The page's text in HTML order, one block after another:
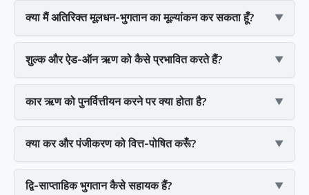
क्या मैं अतिरिक्त मूलधन-भुगतान का मूल्यांकन कर सकता हूँ?
शुल्क और ऐड-ऑन ऋण को कैसे प्रभावित करते हैं?
कार ऋण को पुनर्वित्तीयन करने पर क्या होता है?
क्या कर और पंजीकरण को वित्त-पोषित करूँ?
द्वि-साप्ताहिक भुगतान कैसे सहायक हैं?